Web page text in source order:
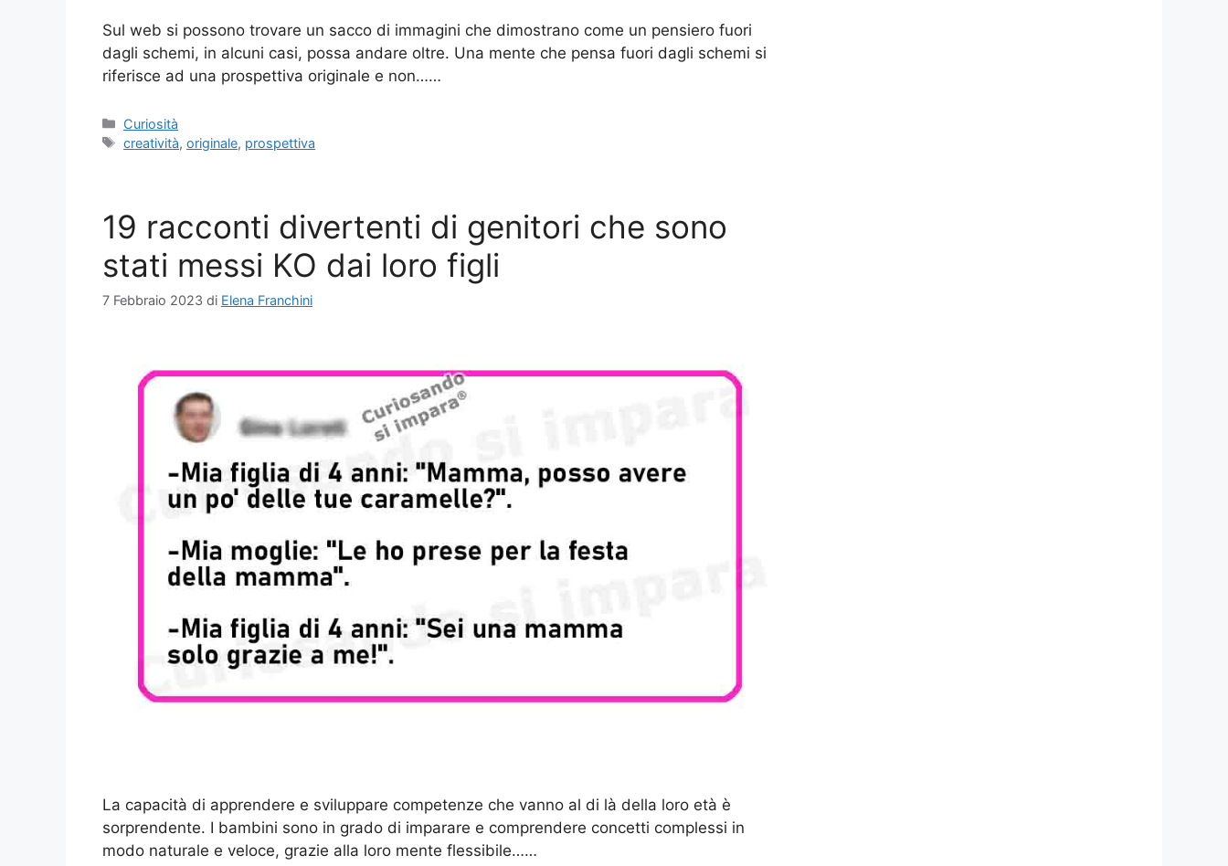
Sul web si possono trovare un sacco di immagini che dimostrano come un pensiero fuori
dagli schemi, in alcuni casi, possa andare oltre. Una mente che pensa fuori dagli schemi si
riferisce ad una prospettiva originale e non……
Categorie
Curiosità
Tag
creatività,originale, prospettiva
19 racconti divertenti di genitori che sono
stati messi KO dai loro figli
7 Febbraio 2023 di Elena Franchini
La capacità di apprendere e sviluppare competenze che vanno al di là della loro età è
sorprendente. I bambini sono in grado di imparare e comprendere concetti complessi in
modo naturale e veloce, grazie alla loro mente flessibile……